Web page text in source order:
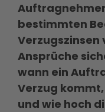
bestimmten
Verzugszinsen
Ansprüche
wann ein
Verzug
und wie hoch